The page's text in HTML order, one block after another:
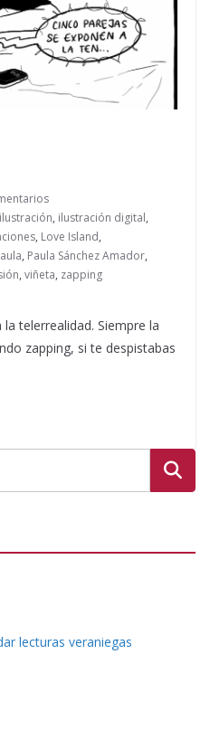
ilustración, ilustración digital,
, Love Island,
, Paula Sánchez Amador,
, viñeta, zapping
telerrealidad. Siempre la
zapping, si te despistabas
lecturas veraniegas